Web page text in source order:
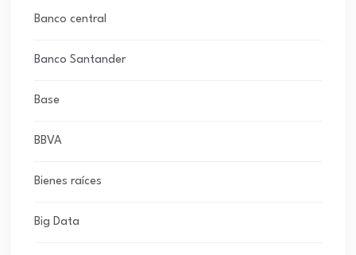
Banco central
Banco Santander
Base
BBVA
Bienes raíces
Big Data